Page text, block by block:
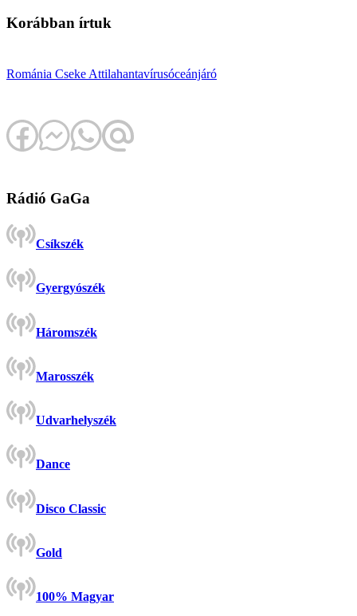
Korábban írtuk
Románia Cseke Attilahantavírusóceánjáró
Rádió GaGa
Csíkszék
Gyergyószék
Háromszék
Marosszék
Udvarhelyszék
Dance
Disco Classic
Gold
100% Magyar